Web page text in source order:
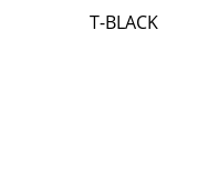
T-BLACK